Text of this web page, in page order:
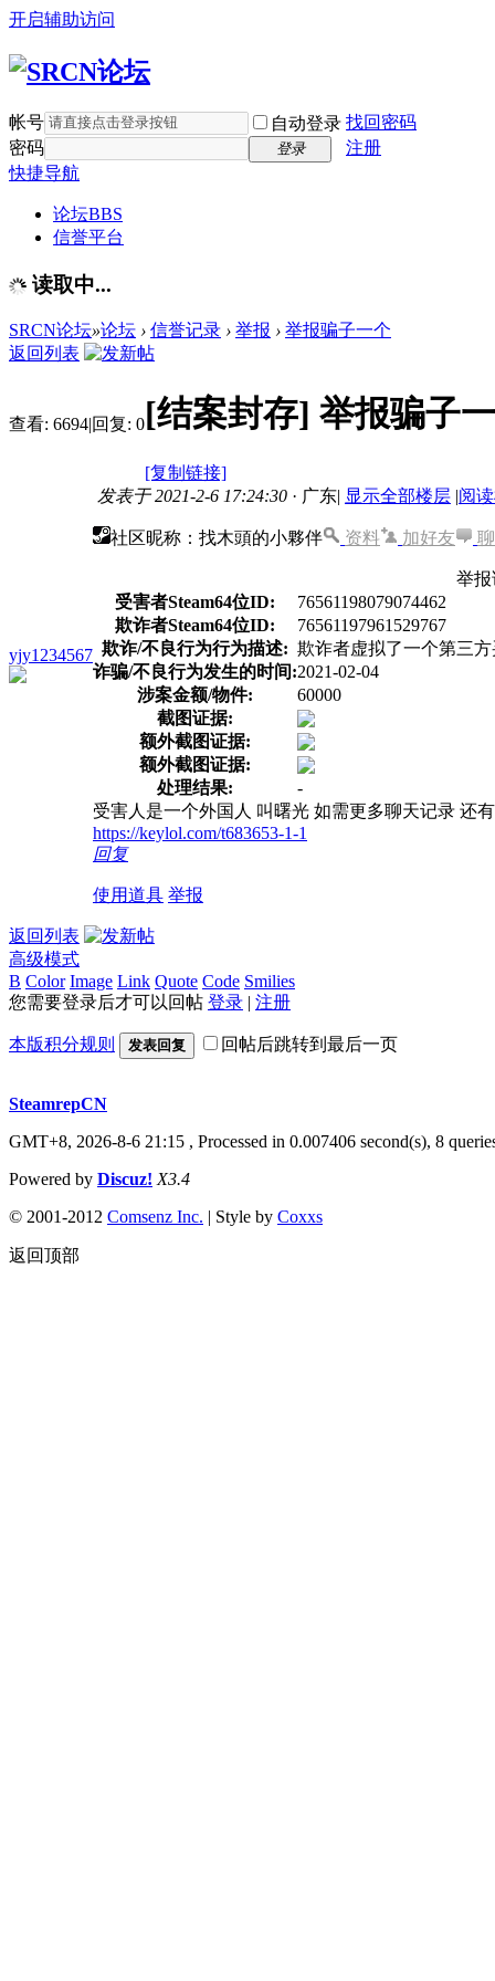
开启辅助访问
帐号 自动登录 找回密码
密码
登录
注册
快捷导航
论坛BBS
信誉平台
读取中...
SRCN论坛»论坛 › 信誉记录 › 举报 › 举报骗子一个
返回列表
查看: 6694|回复: 0[结案封存] 举报骗子
[复制链接]
yjy1234567
发表于 2021-2-6 17:24:30 · 广东| 显示全部楼层 |阅
社区昵称：找木頭的小夥伴 资料 加好友
举报
受害者Steam64位ID:
76561198079074462
欺诈者Steam64位ID:
76561197961529767
欺诈/不良行为行为描述: 欺诈者虚拟了一个第三
诈骗/不良行为发生的时间:2021-02-04
涉案金额/物件:
60000
截图证据:
额外截图证据:
额外截图证据:
处理结果:
-
受害人是一个外国人 叫曙光 如需更多聊天记录 还
https://keylol.com/t683653-1-1
回复
使用道具 举报
返回列表
高级模式
B Color Image Link Quote Code Smilies
您需要登录后才可以回帖 登录 | 注册
本版积分规则 发表回复 回帖后跳转到最后一页
SteamrepCN
GMT+8, 2026-8-6 21:15 , Processed in 0.007406 second(s), 8
Powered by Discuz! X3.4
© 2001-2012 Comsenz Inc. | Style by Coxxs
返回顶部